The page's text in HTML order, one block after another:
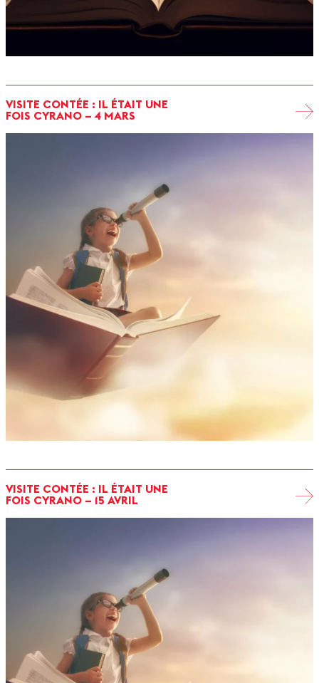
VISITE CONTÉE : IL ÉTAIT UNE
FOIS CYRANO – 4 MARS
VISITE CONTÉE : IL ÉTAIT UNE
FOIS CYRANO – 15 AVRIL